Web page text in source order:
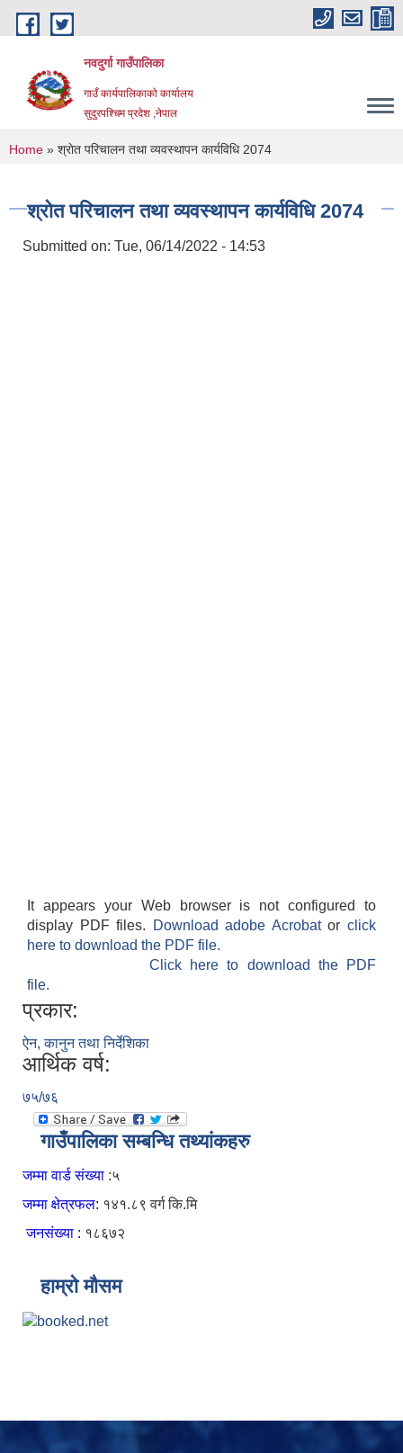
Skip to main content
नवदुर्गा गाउँपालिका
गाउँ कार्यपालिकाको कार्यालय
सुदुरपश्चिम प्रदेश ,नेपाल
You are here
Home » श्राेत परिचालन तथा व्यवस्थापन कार्यविधि 2074
श्राेत परिचालन तथा व्यवस्थापन कार्यविधि 2074
Submitted on: Tue, 06/14/2022 - 14:53
It appears your Web browser is not configured to
display PDF files.
Download adobe Acrobatorclick
here to download the PDF file.
Click here to download the PDF
file.
प्रकार:
ऐन, कानुन तथा निर्देशिका
आर्थिक वर्ष:
७५/७६
गाउँपालिका सम्बन्धि तथ्यांकहरु
जम्मा वार्ड संख्या :५
जम्मा क्षेत्रफल: १४१.८९ वर्ग कि.मि
जनसंख्या : १८६७२
हाम्रो मौसम